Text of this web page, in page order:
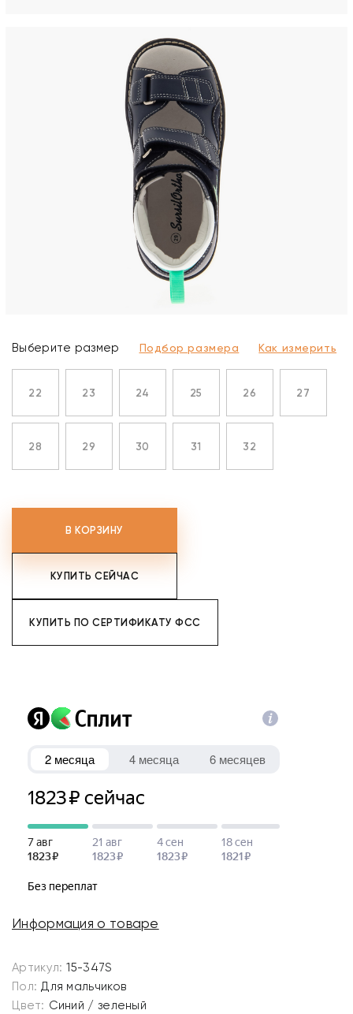
Выберите размер Подбор размера Как измерить
22 23 24 25 26 27
28 29 30 31 32
В КОРЗИНУ
КУПИТЬ СЕЙЧАС
КУПИТЬ ПО СЕРТИФИКАТУ ФСС
Информация о товаре
Артикул: 15-347S
Пол: Для мальчиков
Цвет: Синий / зеленый